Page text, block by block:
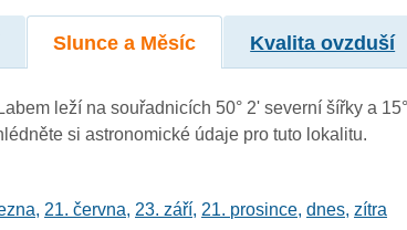
Slunce a Měsíc Kvalita ovzduší
leží na souřadnicích 50° 2' severní šířky a
si astronomické údaje pro tuto lokalitu.
, 21. června, 23. září, 21. prosince,dnes,zítra